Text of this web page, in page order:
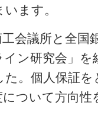
ます。
会議所と全国
ン研究会」を
。個人保証
ついて方向性